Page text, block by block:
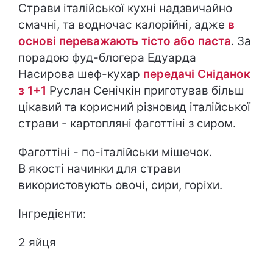
Страви італійської кухні надзвичайно
смачні, та водночас калорійні, адже в
основі переважають тісто або паста. За
порадою фуд-блогера Едуарда
Насирова шеф-кухар передачі Сніданок
з 1+1 Руслан Сенічкін приготував більш
цікавий та корисний різновид італійської
страви - картопляні фаготтіні з сиром.
Фаготтіні - по-італійськи мішечок.
В якості начинки для страви
використовують овочі, сири, горіхи.
Інгредієнти:
2 яйця